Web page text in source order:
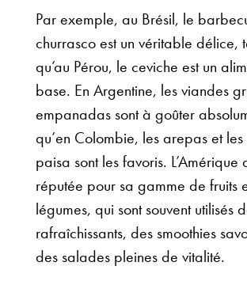
Par exemple, au Brésil, le
churrasco est un véritable délice,
qu’au Pérou, le ceviche est un
base. En Argentine, les viandes
empanadas sont à goûter
qu’en Colombie, les arepas et
paisa sont les favoris. L’Amérique
réputée pour sa gamme de fruits
légumes, qui sont souvent utilisés
rafraîchissants, des smoothies
des salades pleines de vitalité.